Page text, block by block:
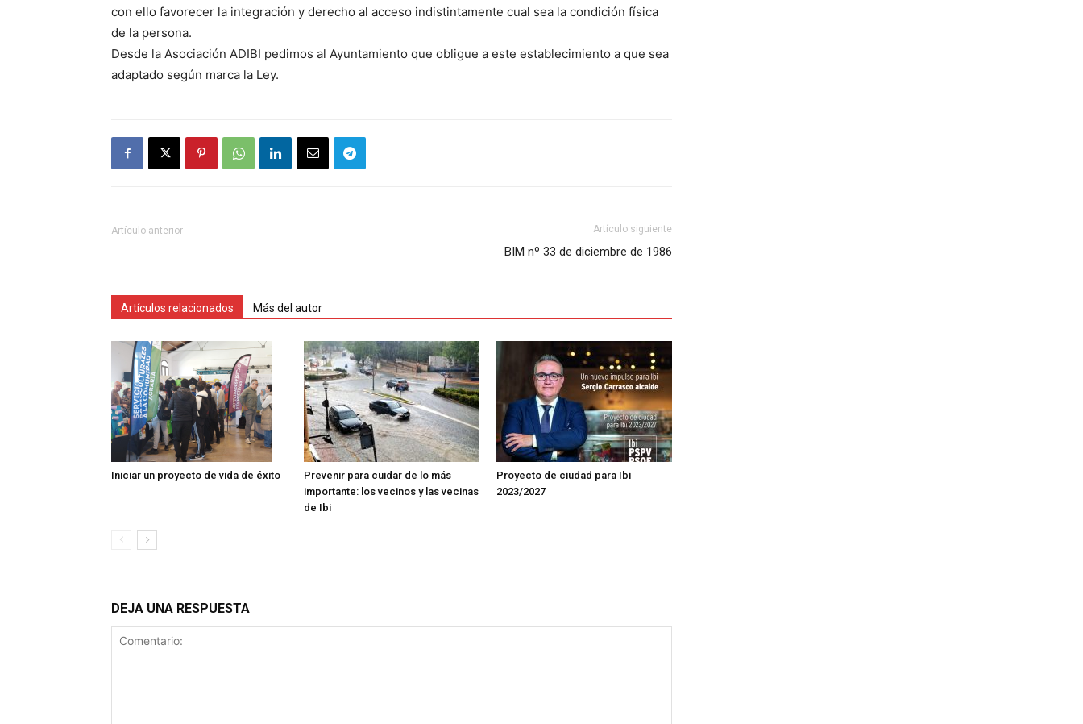
con ello favorecer la integración y derecho al acceso indistintamente cual sea la condición física
de la persona.
Desde la Asociación ADIBI pedimos al Ayuntamiento que obligue a este establecimiento a que sea
adaptado según marca la Ley.
Artículo anterior Artículo siguiente
BIM nº 33 de diciembre de 1986
Artículos relacionados Más del autor
Iniciar un proyecto de vida de éxito
Prevenir para cuidar de lo más
importante: los vecinos y las vecinas
de Ibi
Proyecto de ciudad para Ibi
2023/2027
DEJA UNA RESPUESTA